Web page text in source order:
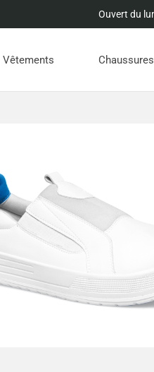
Ouvert du
Vêtements Chaussures